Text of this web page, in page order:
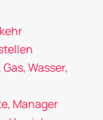
Wasser,
Manager